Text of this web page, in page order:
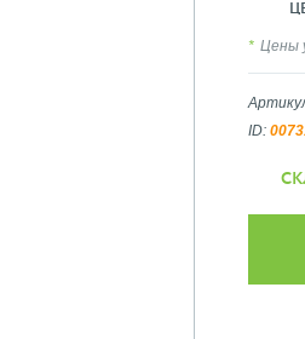
Цены
ID: